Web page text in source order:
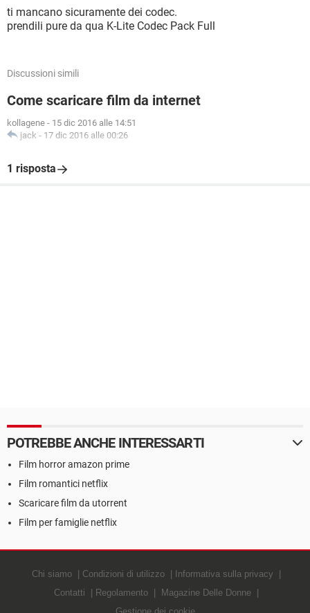
ti mancano sicuramente dei codec.
prendili pure da qua K-Lite Codec Pack Full
Discussioni simili
Come scaricare film da internet
kollagene - 15 dic 2016 alle 14:51
jack - 17 dic 2016 alle 00:26
1 risposta
POTREBBE ANCHE INTERESSARTI
Film horror amazon prime
Film romantici netflix
Scaricare film da utorrent
Film per famiglie netflix
Chi siamo Condizioni di utilizzo
Informativa sulla privacy
Contatti
Regolamento
Magazine Delle Donne